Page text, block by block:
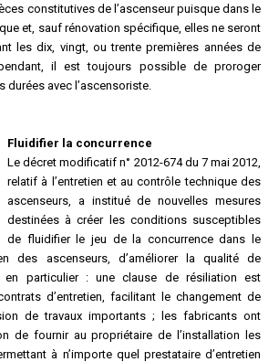
constitutives de l’ascenseur puisque dans le
et, sauf rénovation spécifique, elles ne seront
les dix, vingt, ou trente premières années de
il est toujours possible de proroger
durées avec l’ascensoriste.
Fluidifier la concurrence
Le décret modificatif n° 2012-674 du 7 mai 2012,
relatif à l’entretien et au contrôle technique des
ascenseurs, a institué de nouvelles mesures
destinées à créer les conditions susceptibles
de fluidifier le jeu de la concurrence dans le
des ascenseurs, d’améliorer la qualité de
en particulier : une clause de résiliation est
d’entretien, facilitant le changement de
de travaux importants ; les fabricants ont
de fournir au propriétaire de l’installation les
à n’importe quel prestataire d’entretien